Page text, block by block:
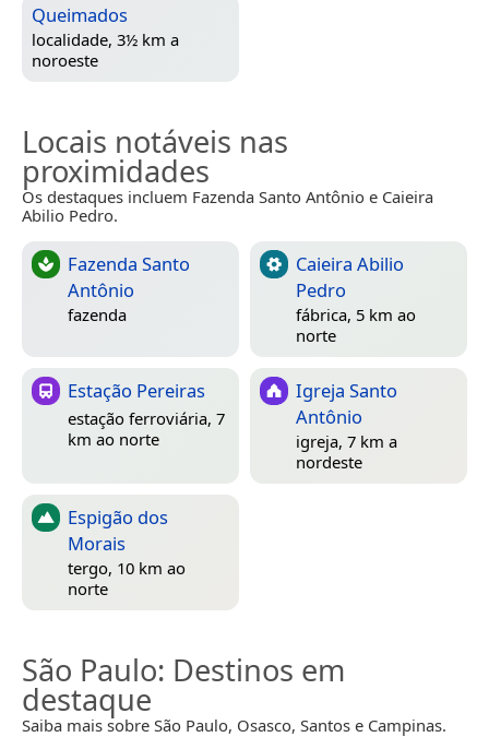
Queimados
localidade, 3½ km a
noroeste
Locais notáveis nas
proximidades
Os destaques incluem Fazenda Santo Antônio e Caieira
Abilio Pedro.
Fazenda Santo
Antônio
fazenda
Caieira Abilio
Pedro
fábrica, 5 km ao
norte
Estação Pereiras
estação ferroviária, 7
km ao norte
Igreja Santo
Antônio
igreja, 7 km a
nordeste
Espigão dos
Morais
tergo, 10 km ao
norte
São Paulo: Destinos em
destaque
Saiba mais sobre São Paulo, Osasco, Santos e Campinas.